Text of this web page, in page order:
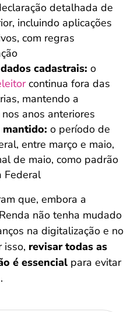
detalhada de
incluindo aplicações
com regras
cadastrais: o
continua fora das
mantendo a
anos anteriores
mantido: o período de
entre março e maio,
de maio, como padrão
Federal
que, embora a
não tenha mudado
na digitalização e no
isso, revisar todas as
é essencial para evitar